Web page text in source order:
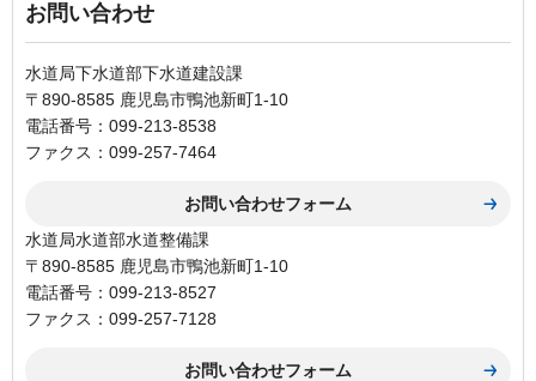
お問い合わせ
水道局下水道部下水道建設課
〒890-8585 鹿児島市鴨池新町1-10
電話番号：099-213-8538
ファクス：099-257-7464
水道局水道部水道整備課
〒890-8585 鹿児島市鴨池新町1-10
電話番号：099-213-8527
ファクス：099-257-7128